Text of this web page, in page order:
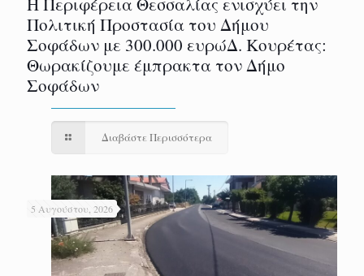
Πολιτική Προστασία του Δήμου
Σοφάδων με 300.000 ευρώΔ. Κουρέτας:
Θωρακίζουμε έμπρακτα τον Δήμο
Σοφάδων
Διαβάστε Περισσότερα
5 Αυγούστου, 2026